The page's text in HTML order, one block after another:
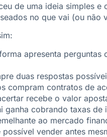
de uma ideia simples
no que vai (ou não
apresenta perguntas
duas respostas
compram contratos de
recebe o valor
ganha cobrando taxas
ao mercado
possível vender antes